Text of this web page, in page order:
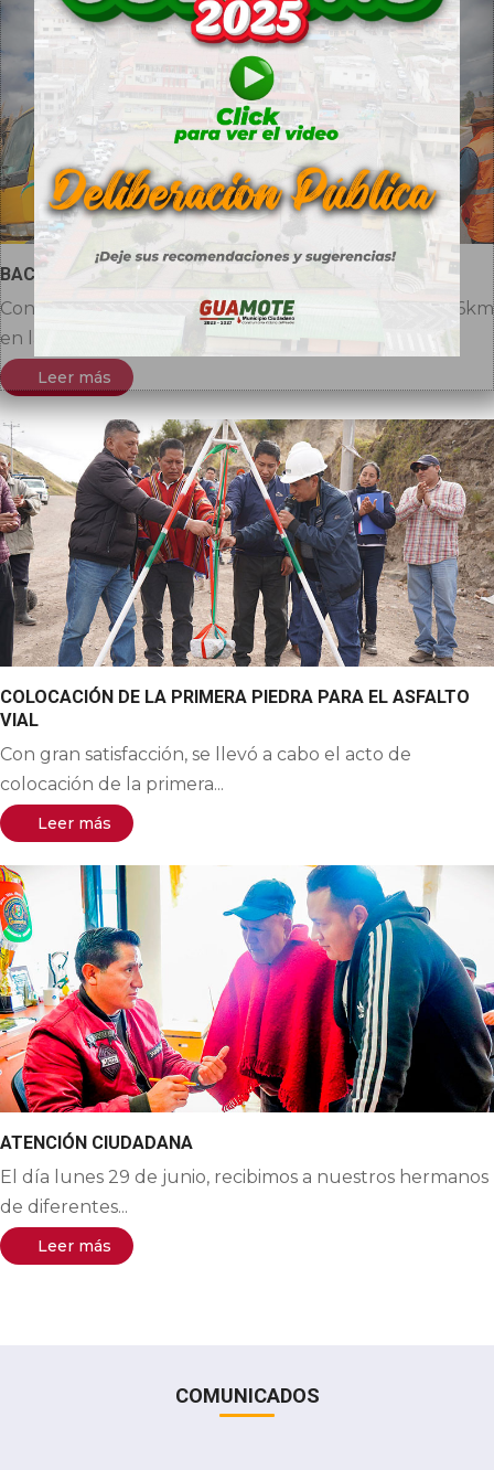
BACHEO DE VÍA EN EL SECTOR SOCABON GUAMOTE
Continuamos con los trabajos de bacheo de más de 6km
en la vía Guamote -...
Leer más
COLOCACIÓN DE LA PRIMERA PIEDRA PARA EL ASFALTO
VIAL
Con gran satisfacción, se llevó a cabo el acto de
colocación de la primera...
Leer más
ATENCIÓN CIUDADANA
El día lunes 29 de junio, recibimos a nuestros hermanos
de diferentes...
Leer más
COMUNICADOS